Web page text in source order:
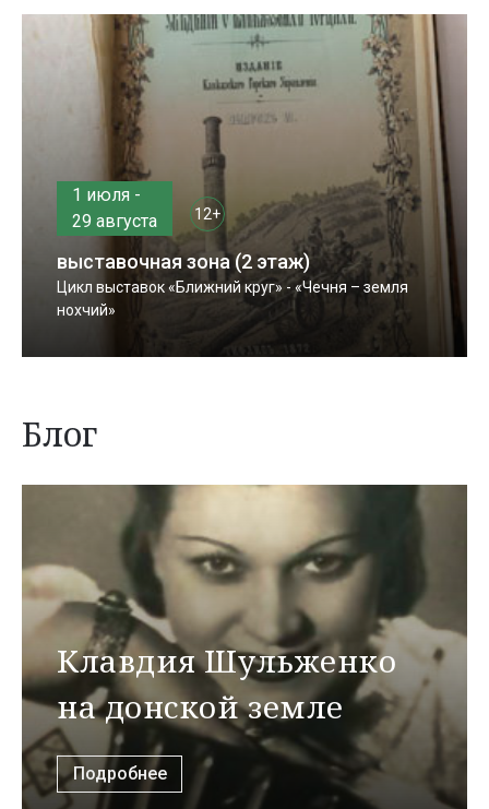
1 июля -
29 августа
12+
выставочная зона (2 этаж)
Цикл выставок «Ближний круг» - «Чечня – земля
нохчий»
Блог
Клавдия Шульженко
на донской земле
Подробнее